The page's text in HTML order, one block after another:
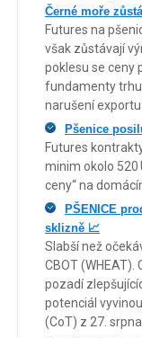
Černé moře
Futures na
však zůstávají
poklesu se ceny
fundamenty
narušení
Pšenice
Futures
minim okolo 520
ceny“ na
PŠENICE
sklizně 📈
Slabší než
CBOT
pozadí
potenciál
(CoT) z 27.